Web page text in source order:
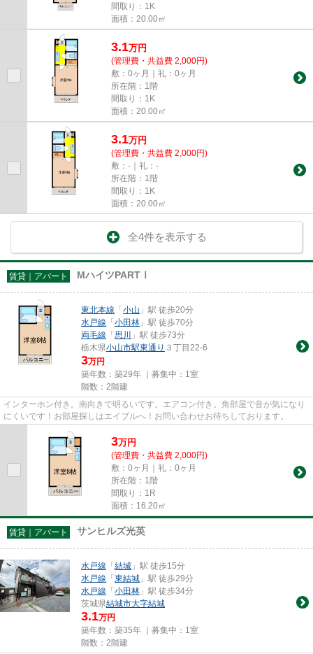
間取り：1K
面積：20.00㎡
3.1万円
(管理費・共益費 2,000円)
敷：0ヶ月｜礼：0ヶ月
所在階：1階
間取り：1K
面積：20.00㎡
3.1万円
(管理費・共益費 2,000円)
敷：-｜礼：-
所在階：1階
間取り：1K
面積：20.00㎡
全4件を表示する
賃貸｜アパート MハイツPARTⅠ
東北本線 「小山 」駅 徒歩20分
水戸線 「小田林 」駅 徒歩70分
両毛線 「思川
」駅 徒歩73分
栃木県小山市駅東通り ３丁目22-6
3万円
築年数：築29年 ｜募集中： 1室
階数：2階建
インターホン付き。南向きで明るいです。エアコン付き。角部屋で音が気になり
にくいです！お部屋探しはエイブルへ！お問い合わせお待ちしております。
3万円
(管理費・共益費 2,000円)
敷：0ヶ月｜礼：0ヶ月
所在階：1階
間取り：1R
面積：16.20㎡
賃貸｜アパート サンヒルズ光英
水戸線 「結城 」駅 徒歩15分
水戸線 「東結城 」駅 徒歩29分
水戸線 「小田林 」駅 徒歩34分
茨城県結城市大字結城
3.1万円
築年数：築35年 ｜募集中： 1室
階数：2階建